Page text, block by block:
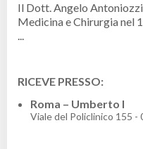
Il Dott. Angelo
Medicina e Chirurgia nel
...
RICEVE PRESSO:
Roma – Umberto I
Viale del Policlinico 155 -